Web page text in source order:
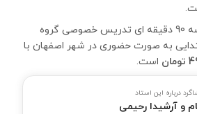
هزینه هر جلسه 90 دقیقه ای تدریس خصوصی گروه
به صورت حضوری در شهر اصفهان با
است.
درباره این استاد
و آرشیدا رحیمی